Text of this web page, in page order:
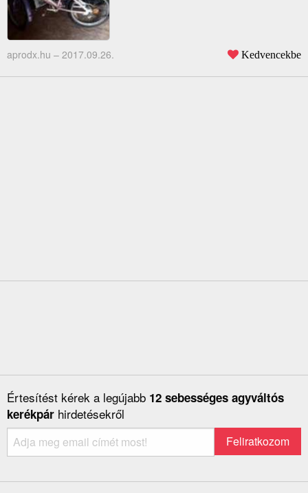
aprodx.hu – 2017.09.26. Kedvencekbe
Értesítést kérek a legújabb 12 sebességes agyváltós
kerékpár hirdetésekről